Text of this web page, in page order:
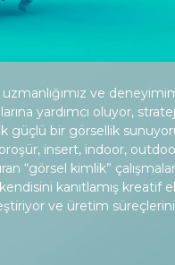
uzmanlığımız ve
yardımcı oluyor,
güçlü bir görsellik
insert, indoor,
“görsel kimlik”
kanıtlamış kreatif
ve üretim